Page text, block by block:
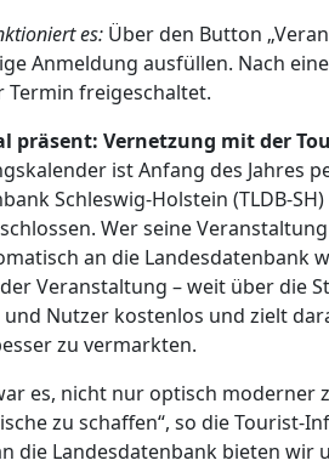
es: Über den Button
Anmeldung ausfüllen. Nach
freigeschaltet.
präsent: Vernetzung mit der
ist Anfang des Jahres
Schleswig-Holstein (TLDB-
Wer seine
an die Landesdatenbank
Veranstaltung – weit über die
Nutzer kostenlos und zielt
zu vermarkten.
es, nicht nur optisch
zu schaffen“, so die Tourist-
die Landesdatenbank bieten wir